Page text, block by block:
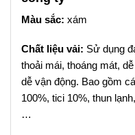
Màu sắc: xám
Chất liệu vải: Sử dụng
thoải mái, thoáng mát,
dễ vận động. Bao gồm
100%, tici 10%, thun
…